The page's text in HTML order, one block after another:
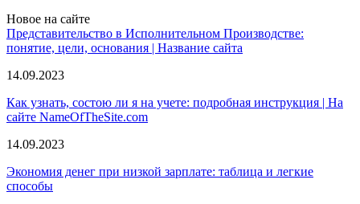
Новое на сайте
Представительство в Исполнительном Производстве:
понятие, цели, основания | Название сайта
14.09.2023
Как узнать, состою ли я на учете: подробная инструкция | На
сайте NameOfTheSite.com
14.09.2023
Экономия денег при низкой зарплате: таблица и легкие
способы